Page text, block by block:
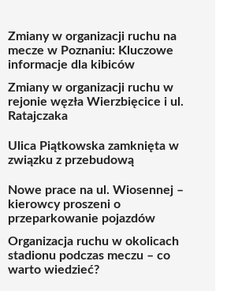
Zmiany w organizacji ruchu na
mecze w Poznaniu: Kluczowe
informacje dla kibiców
Zmiany w organizacji ruchu w
rejonie węzła Wierzbięcice i ul.
Ratajczaka
Ulica Piątkowska zamknięta w
związku z przebudową
Nowe prace na ul. Wiosennej –
kierowcy proszeni o
przeparkowanie pojazdów
Organizacja ruchu w okolicach
stadionu podczas meczu – co
warto wiedzieć?